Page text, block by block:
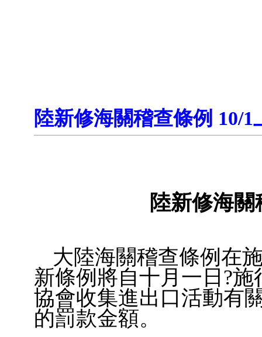
陸新修海關稽查條例 10/1
陸新修海關
大陸海關稽查條例在
新條例將自十月一日?
協會收集進出口活動有
的罰款金額。